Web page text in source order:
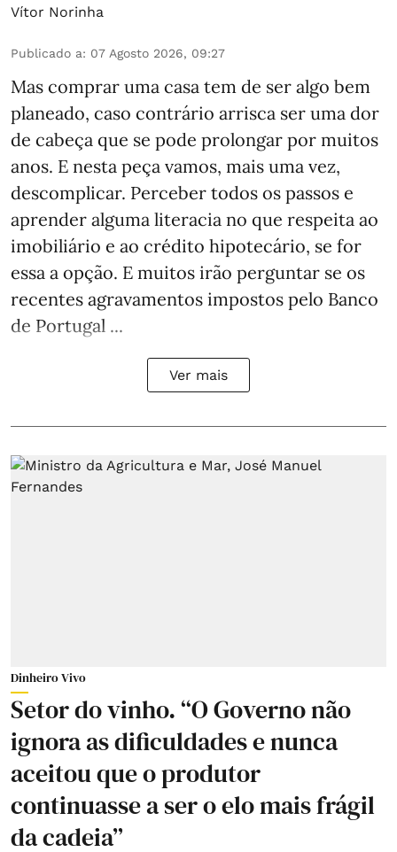
Vítor Norinha
Publicado a: 07 Agosto 2026, 09:27
Mas comprar uma casa tem de ser algo bem
planeado, caso contrário arrisca ser uma dor
de cabeça que se pode prolongar por muitos
anos. E nesta peça vamos, mais uma vez,
descomplicar. Perceber todos os passos e
aprender alguma literacia no que respeita ao
imobiliário e ao crédito hipotecário, se for
essa a opção. E muitos irão perguntar se os
recentes agravamentos impostos pelo Banco
de Portugal ...
Ver mais
Dinheiro Vivo
Setor do vinho. “O Governo não
ignora as dificuldades e nunca
aceitou que o produtor
continuasse a ser o elo mais frágil
da cadeia”